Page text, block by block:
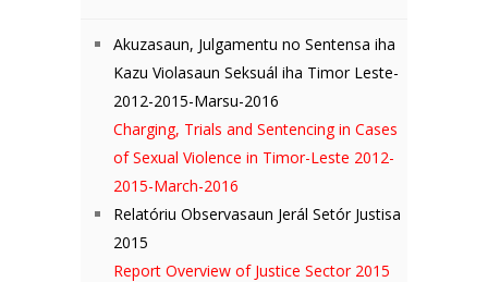
Akuzasaun, Julgamentu no Sentensa iha
Kazu Violasaun Seksuál iha Timor Leste-
2012-2015-Marsu-2016
Charging, Trials and Sentencing in Cases
of Sexual Violence in Timor-Leste 2012-
2015-March-2016
Relatóriu Observasaun Jerál Setór Justisa
2015
Report Overview of Justice Sector 2015